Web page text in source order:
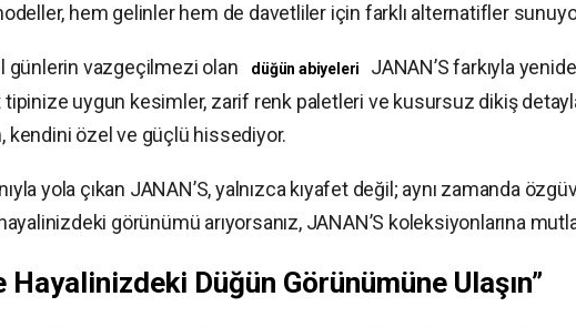
hem gelinler hem de davetliler için farklı alternatifler
günlerin vazgeçilmezi olan düğün abiyeleri
JANAN’S farkıyla
tipinize uygun kesimler, zarif renk paletleri ve kusursuz dikiş
kendini özel ve güçlü hissediyor.
yola çıkan JANAN’S, yalnızca kıyafet değil; aynı zamanda
görünümü arıyorsanız, JANAN’S koleksiyonlarına
Hayalinizdeki Düğün Görünümüne Ulaşın”